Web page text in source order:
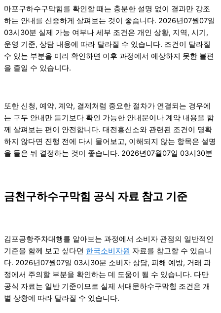
마포구하수구막힘를 확인할 때는 충분한 설명 없이 결과만 강조
하는 안내를 신중하게 살펴보는 것이 좋습니다. 2026년07월07일
03시30분 실제 가능 여부나 세부 조건은 개인 상황, 지역, 시기,
운영 기준, 상담 내용에 따라 달라질 수 있습니다. 조건이 달라질
수 있는 부분을 미리 확인하면 이후 과정에서 예상하지 못한 불편
을 줄일 수 있습니다.
또한 신청, 예약, 계약, 결제처럼 중요한 절차가 연결되는 경우에
는 구두 안내만 듣기보다 확인 가능한 안내문이나 계약 내용을 함
께 살펴보는 편이 안전합니다. 대전흥신소와 관련된 조건이 명확
하지 않다면 진행 전에 다시 물어보고, 이해되지 않는 항목은 설명
을 들은 뒤 결정하는 것이 좋습니다. 2026년07월07일 03시30분
금천구하수구막힘 공식 자료 참고 기준
김포공항주차대행를 알아보는 과정에서 소비자 관점의 일반적인
기준을 함께 보고 싶다면 한국소비자원 자료를 참고할 수 있습니
다. 2026년07월07일 03시30분 소비자 상담, 피해 예방, 거래 과
정에서 주의할 부분을 확인하는 데 도움이 될 수 있습니다. 다만
공식 자료는 일반 기준이므로 실제 서대문하수구막힘 조건은 개
별 상황에 따라 달라질 수 있습니다.